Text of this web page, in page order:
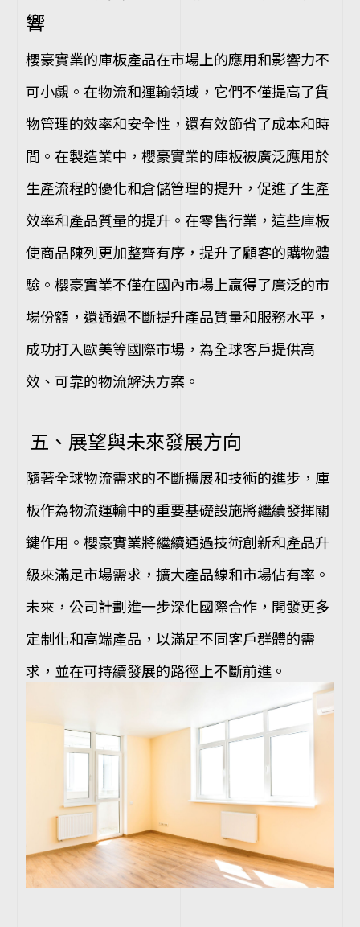
響
櫻豪實業的庫板產品在市場上的應用和影響力不
可小覷。在物流和運輸領域，它們不僅提高了貨
物管理的效率和安全性，還有效節省了成本和時
間。在製造業中，櫻豪實業的庫板被廣泛應用於
生產流程的優化和倉儲管理的提升，促進了生產
效率和產品質量的提升。在零售行業，這些庫板
使商品陳列更加整齊有序，提升了顧客的購物體
驗。櫻豪實業不僅在國內市場上贏得了廣泛的市
場份額，還通過不斷提升產品質量和服務水平，
成功打入歐美等國際市場，為全球客戶提供高
效、可靠的物流解決方案。
五、展望與未來發展方向
隨著全球物流需求的不斷擴展和技術的進步，庫
板作為物流運輸中的重要基礎設施將繼續發揮關
鍵作用。櫻豪實業將繼續通過技術創新和產品升
級來滿足市場需求，擴大產品線和市場佔有率。
未來，公司計劃進一步深化國際合作，開發更多
定制化和高端產品，以滿足不同客戶群體的需
求，並在可持續發展的路徑上不斷前進。